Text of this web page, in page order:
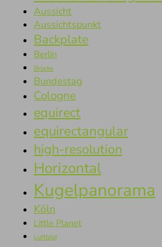
Aussicht
Aussichtspunkt
Backplate
Berlin
Brücke
Bundestag
Cologne
equirect
equirectangular
high-resolution
Horizontal
Kugelpanorama
Köln
Little Planet
Luftbild